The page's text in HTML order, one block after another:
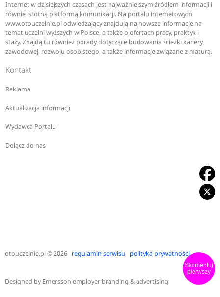
Skomentuj
pierwszy
Internet w dzisiejszych czasach jest najważniejszym źródłem informacji i
równie istotną platformą komunikacji. Na portalu internetowym
www.otouczelnie.pl odwiedzający znajdują najnowsze informacje na
temat uczelni wyższych w Polsce, a także o ofertach pracy, praktyk i
staży. Znajdą tu również porady dotyczące budowania ścieżki kariery
zawodowej, rozwoju osobistego, a także informacje związane z maturą.
Kontakt
Reklama
Aktualizacja informacji
Wydawca Portalu
Dołącz do nas
otouczelnie.pl© 2026 regulamin serwisu polityka prywatności
Designed byEmersson employer branding & advertising